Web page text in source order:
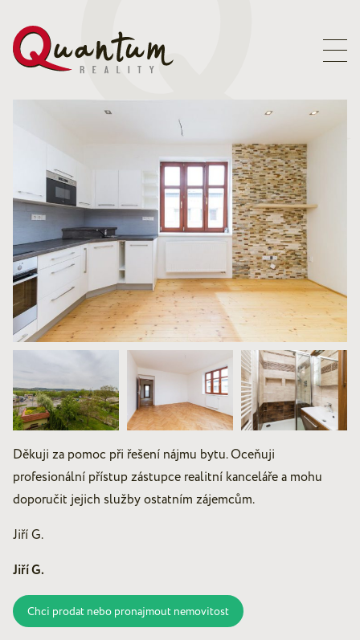
Děkuji za pomoc při řešení nájmu bytu. Oceňuji
profesionální přístup zástupce realitní kanceláře a mohu
doporučit jejich služby ostatním zájemcům.
Jiří G.
Jiří G.
Chci prodat nebo pronajmout nemovitost